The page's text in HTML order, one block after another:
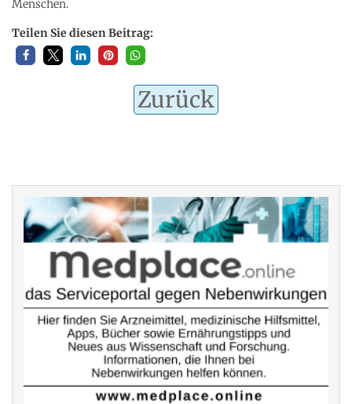
Menschen.
Teilen Sie diesen Beitrag:
Zurück